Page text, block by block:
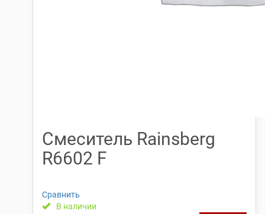
Смеситель Rainsberg
R6602 F
Сравнить
В наличии